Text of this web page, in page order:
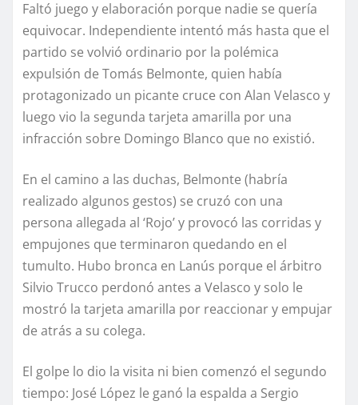
Faltó juego y elaboración porque nadie se quería
equivocar. Independiente intentó más hasta que el
partido se volvió ordinario por la polémica
expulsión de Tomás Belmonte, quien había
protagonizado un picante cruce con Alan Velasco y
luego vio la segunda tarjeta amarilla por una
infracción sobre Domingo Blanco que no existió.
En el camino a las duchas, Belmonte (habría
realizado algunos gestos) se cruzó con una
persona allegada al ‘Rojo’ y provocó las corridas y
empujones que terminaron quedando en el
tumulto. Hubo bronca en Lanús porque el árbitro
Silvio Trucco perdonó antes a Velasco y solo le
mostró la tarjeta amarilla por reaccionar y empujar
de atrás a su colega.
El golpe lo dio la visita ni bien comenzó el segundo
tiempo: José López le ganó la espalda a Sergio